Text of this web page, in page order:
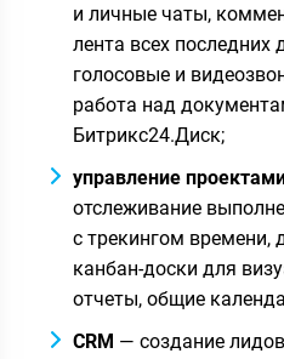
и личные чаты,
лента всех последних
голосовые и
работа над
Битрикс24.Диск;
управление
отслеживание
с трекингом времени,
канбан-доски для
отчеты, общие
CRM — создание